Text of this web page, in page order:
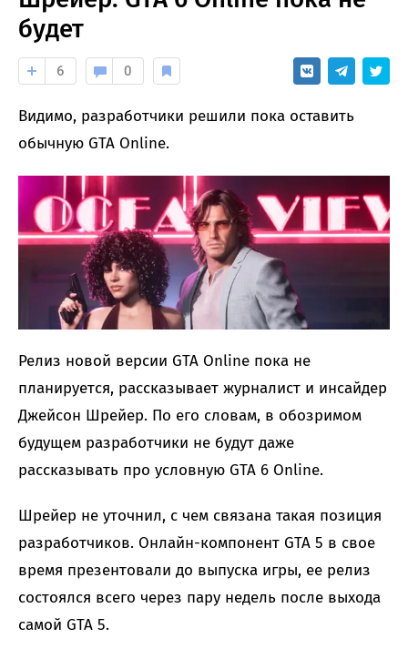
будет
6 0
Видимо, разработчики решили пока оставить
обычную GTA Online.
Релиз новой версии GTA Online пока не
планируется, рассказывает журналист и инсайдер
Джейсон Шрейер. По его словам, в обозримом
будущем разработчики не будут даже
рассказывать про условную GTA 6 Online.
Шрейер не уточнил, с чем связана такая позиция
разработчиков. Онлайн-компонент GTA 5 в свое
время презентовали до выпуска игры, ее релиз
состоялся всего через пару недель после выхода
самой GTA 5.